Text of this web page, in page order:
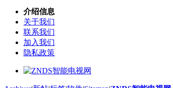
介绍信息
关于我们
联系我们
加入我们
隐私政策